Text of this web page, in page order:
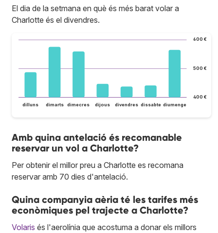
El dia de la setmana en què és més barat volar a
Charlotte és el divendres.
400 €
500 €
600 €
dilluns dimarts dimecres dijous divendres dissabte diumenge
Amb quina antelació és recomanable
reservar un vol a Charlotte?
Per obtenir el millor preu a Charlotte es recomana
reservar amb 70 dies d'antelació.
Quina companyia aèria té les tarifes més
econòmiques pel trajecte a Charlotte?
Volaris és l'aerolínia que acostuma a donar els millors